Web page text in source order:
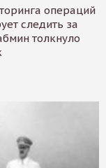
операций
следить за
толкнуло